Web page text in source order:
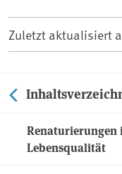
Zuletzt aktualisiert
Renaturierungen
Lebensqualität